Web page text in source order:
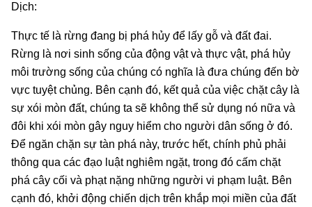
Dịch:
Thực tế là rừng đang bị phá hủy để lấy gỗ và đất đai.
Rừng là nơi sinh sống của động vật và thực vật, phá hủy
môi trường sống của chúng có nghĩa là đưa chúng đến bờ
vực tuyệt chủng. Bên cạnh đó, kết quả của việc chặt cây là
sự xói mòn đất, chúng ta sẽ không thể sử dụng nó nữa và
đôi khi xói mòn gây nguy hiểm cho người dân sống ở đó.
Để ngăn chặn sự tàn phá này, trước hết, chính phủ phải
thông qua các đạo luật nghiêm ngặt, trong đó cấm chặt
phá cây cối và phạt nặng những người vi phạm luật. Bên
cạnh đó, khởi động chiến dịch trên khắp mọi miền của đất